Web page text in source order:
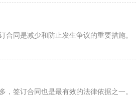
同是减少和防止发生争议的重要措施。
签订合同也是最有效的法律依据之一。